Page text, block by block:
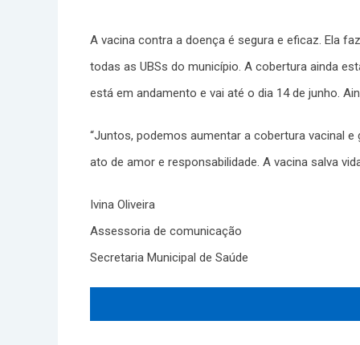
A vacina contra a doença é segura e eficaz. Ela
todas as UBSs do município. A cobertura ainda
está em andamento e vai até o dia 14 de junho.
“Juntos, podemos aumentar a cobertura vacinal
ato de amor e responsabilidade. A vacina salva
Ivina Oliveira
Assessoria de comunicação
Secretaria Municipal de Saúde